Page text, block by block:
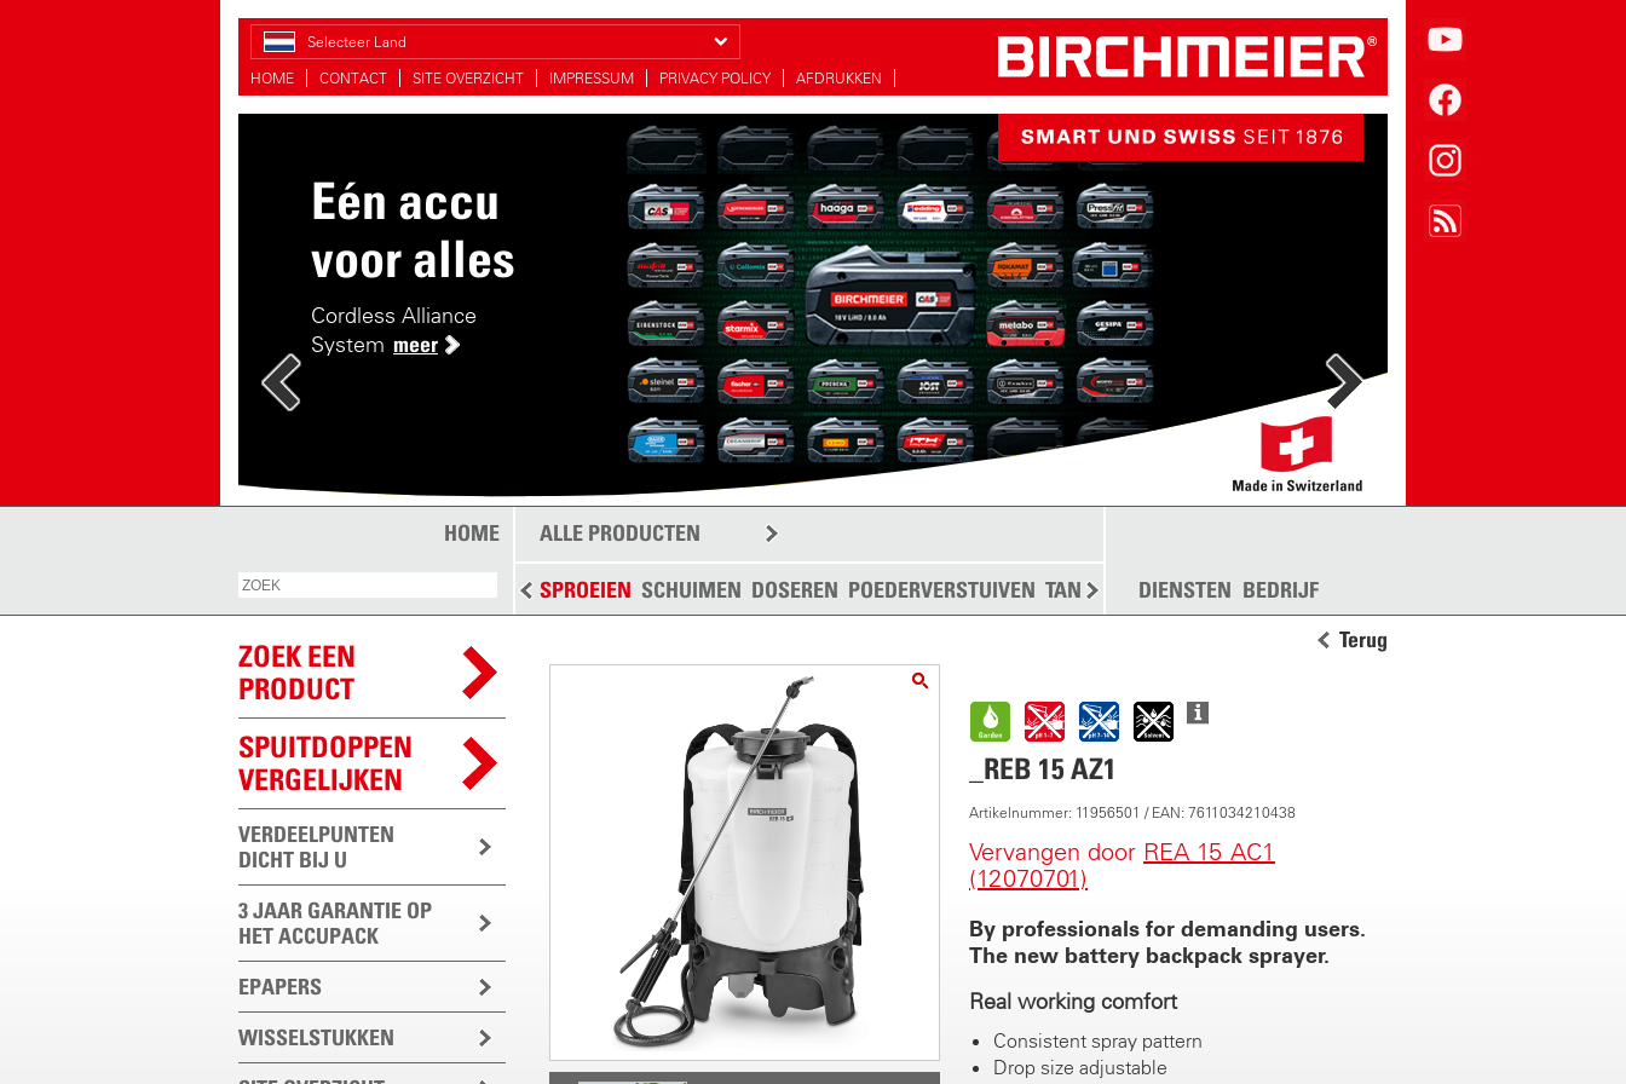
Selecteer Land
HOME
CONTACT SITE OVERZICHT IMPRESSUM PRIVACY POLICY AFDRUKKEN
Eén accu
voor alles
Cordless Alliance
System meer
Handiger sproeien
De handige druksproeier voor uw tuin meer
HOME ALLE PRODUCTEN
SPROEIEN SCHUIMEN DOSEREN POEDERVERSTUIVEN TANKEN STROOIEN MEER
DIENSTEN BEDRIJF
ZOEK EEN
PRODUCT
SPUITDOPPEN
VERGELIJKEN
VERDEELPUNTEN
DICHT BIJ U
3 JAAR GARANTIE OP
HET ACCUPACK
EPAPERS
WISSELSTUKKEN
Terug
_REB 15 AZ1
Artikelnummer: 11956501 / EAN: 7611034210438
Vervangen door REA 15 AC1
(12070701)
By professionals for demanding users.
The new battery backpack sprayer.
Real working comfort
Consistent spray pattern
Drop size adjustable